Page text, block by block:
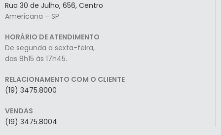
Rua 30 de Julho, 656, Centro
Americana – SP
HORÁRIO DE ATENDIMENTO
De segunda a sexta-feira,
das 8h15 às 17h45.
RELACIONAMENTO COM O CLIENTE
(19) 3475.8000
VENDAS
(19) 3475.8004